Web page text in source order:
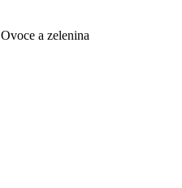
Ovoce a zelenina